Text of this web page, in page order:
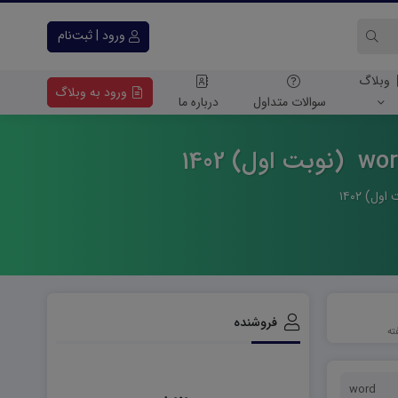
ورود | ثبت‌نام
وبلاگ
سوالات متداول درباره ما
ورود به وبلاگ
word
فروشنده